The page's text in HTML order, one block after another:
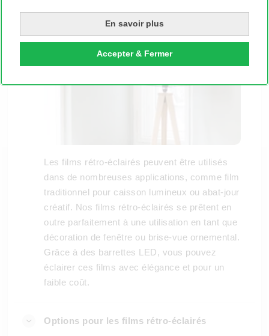
En savoir plus
Accepter & Fermer
Les films rétro-éclairés peuvent être utilisés
dans de nombreuses applications, comme film
traditionnel pour caisson lumineux ou abat-jour
créatif. Nos films rétro-éclairés se prêtent en
outre parfaitement à une utilisation en tant que
décoration de fenêtre ou brise-vue ornemental.
Grâce à des barrettes LED, vous pouvez
éclairer ces films avec élégance et pour un
faible coût.
Options pour les films rétro-éclairés